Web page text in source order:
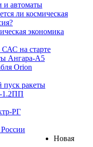
и автоматы
ли космическая
экономика
на старте
Ангара-А5
Orion
ракеты
1.2ПП
РГ
Новая